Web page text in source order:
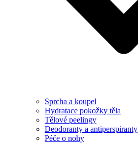
Sprcha a koupel
Hydratace pokožky těla
Tělové peelingy
Deodoranty a antiperspiranty
Péče o nohy